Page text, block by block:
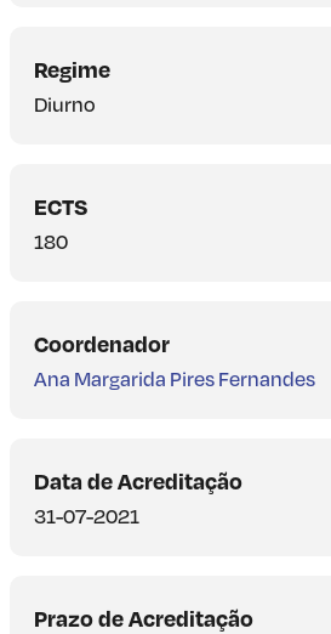
Regime
Diurno
ECTS
180
Coordenador
Ana Margarida Pires Fernandes
Data de Acreditação
31-07-2021
Prazo de Acreditação